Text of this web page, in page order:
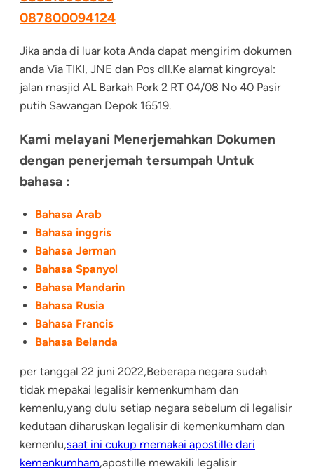
087800094124
Jika anda di luar kota Anda dapat mengirim dokumen
anda Via TIKI, JNE dan Pos dll.Ke alamat kingroyal:
jalan masjid AL Barkah Pork 2 RT 04/08 No 40 Pasir
putih Sawangan Depok 16519.
Kami melayani Menerjemahkan Dokumen
dengan penerjemah tersumpah Untuk
bahasa :
Bahasa Arab
Bahasa inggris
Bahasa Jerman
Bahasa Spanyol
Bahasa Mandarin
Bahasa Rusia
Bahasa Francis
Bahasa Belanda
per tanggal 22 juni 2022,Beberapa negara sudah
tidak mepakai legalisir kemenkumham dan
kemenlu,yang dulu setiap negara sebelum di legalisir
kedutaan diharuskan legalisir di kemenkumham dan
kemenlu,saat ini cukup memakai apostille dari
kemenkumham,apostille mewakili legalisir